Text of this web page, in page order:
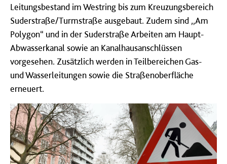
Leitungsbestand im Westring bis zum Kreuzungsbereich
Suderstraße/Turmstraße ausgebaut. Zudem sind ,,Am
Polygon“ und in der Suderstraße Arbeiten am Haupt-
Abwasserkanal sowie an Kanalhausanschlüssen
vorgesehen. Zusätzlich werden in Teilbereichen Gas-
und Wasserleitungen sowie die Straßenoberfläche
erneuert.